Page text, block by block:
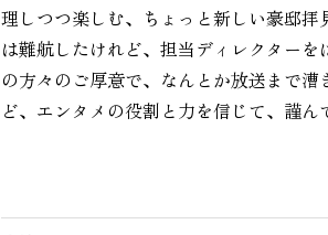
理しつつ楽しむ、ちょっと新しい豪邸
は難航したけれど、担当ディレクター
の方々のご厚意で、なんとか放送まで
ど、エンタメの役割と力を信じて、謹ん